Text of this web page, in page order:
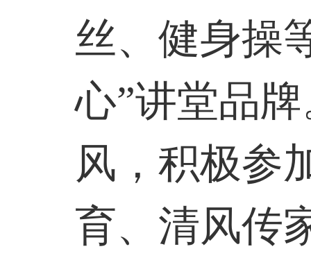
丝、健身操
心”讲堂品
风，积极参
育、清风传